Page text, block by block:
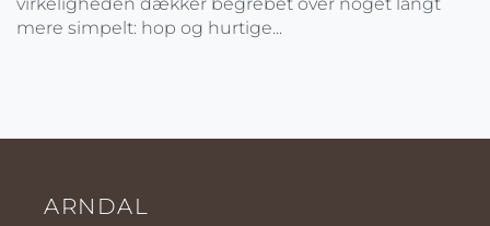
mere simpelt: hop og hurtige...
ARNDAL